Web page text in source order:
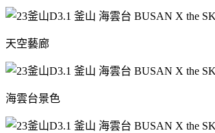
天空藝廊
海雲台景色